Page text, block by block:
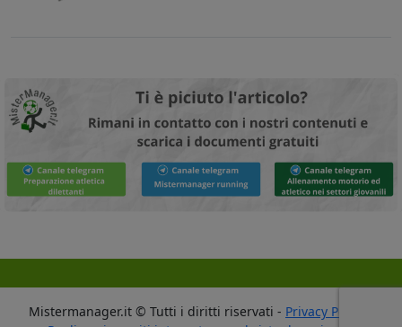
Mistermanager.it © Tutti i diritti riservati - Privacy Policy